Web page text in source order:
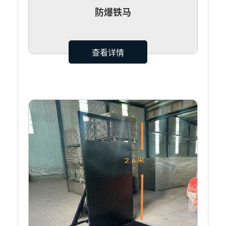
防爆铁马
查看详情